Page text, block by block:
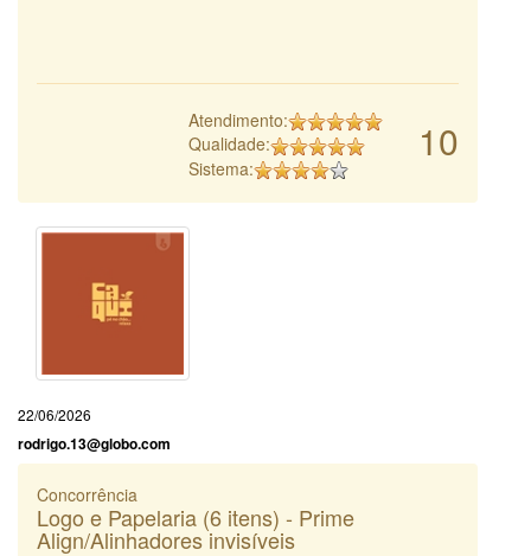
10
Atendimento:
Qualidade:
Sistema:
22/06/2026
rodrigo.13@globo.com
Concorrência
Logo e Papelaria (6 itens) - Prime
Align/Alinhadores invisíveis